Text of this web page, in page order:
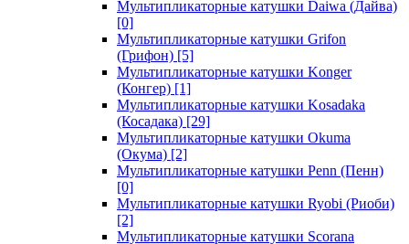
Мультипликаторные катушки Daiwa (Дайва)
[0]
Мультипликаторные катушки Grifon
(Грифон) [5]
Мультипликаторные катушки Konger
(Конгер) [1]
Мультипликаторные катушки Kosadaka
(Косадака) [29]
Мультипликаторные катушки Okuma
(Окума) [2]
Мультипликаторные катушки Penn (Пенн)
[0]
Мультипликаторные катушки Ryobi (Риоби)
[2]
Мультипликаторные катушки Scorana